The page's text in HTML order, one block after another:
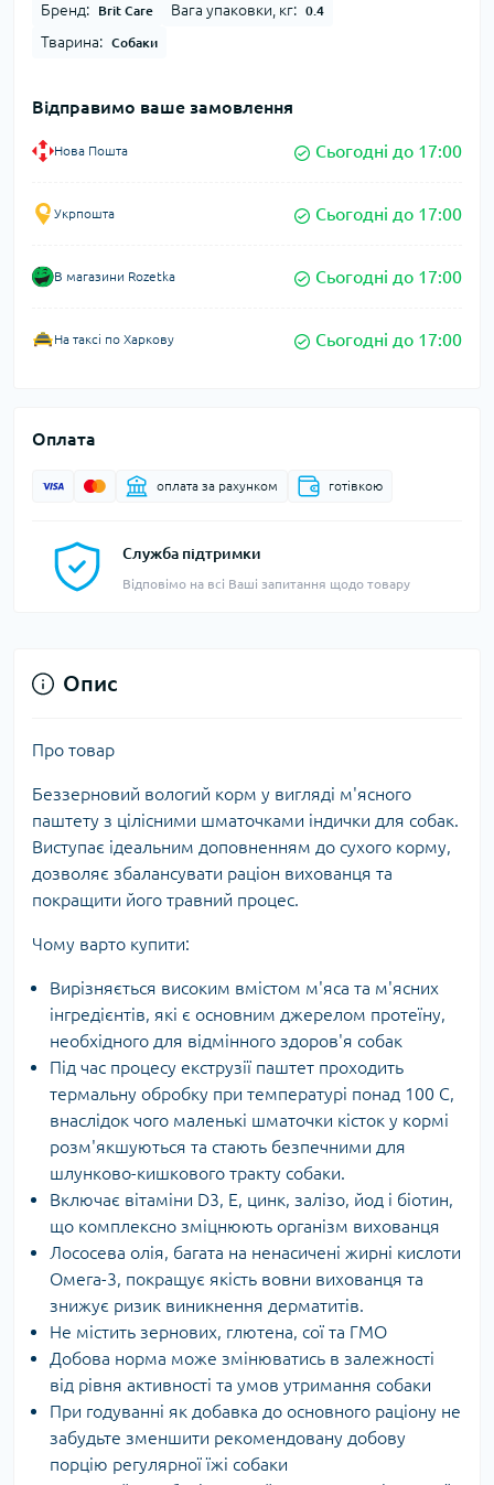
Бренд: Brit Care Вага упаковки, кг: 0.4
Тварина: Собаки
Відправимо ваше замовлення
Нова Пошта Сьогодні до 17:00
Укрпошта Сьогодні до 17:00
В магазини Rozetka Сьогодні до 17:00
На таксі по Харкову Сьогодні до 17:00
Оплата
оплата за рахунком готівкою
Служба підтримки
Відповімо на всі Ваші запитання щодо товару
Опис
Про товар
Беззерновий вологий корм у вигляді м'ясного
паштету з цілісними шматочками індички для собак.
Виступає ідеальним доповненням до сухого корму,
дозволяє збалансувати раціон вихованця та
покращити його травний процес.
Чому варто купити:
Вирізняється високим вмістом м'яса та м'ясних
інгредієнтів, які є основним джерелом протеїну,
необхідного для відмінного здоров'я собак
Під час процесу екструзії паштет проходить
термальну обробку при температурі понад 100 С,
внаслідок чого маленькі шматочки кісток у кормі
розм'якшуються та стають безпечними для
шлунково-кишкового тракту собаки.
Включає вітаміни D3, Е, цинк, залізо, йод і біотин,
що комплексно зміцнюють організм вихованця
Лососева олія, багата на ненасичені жирні кислоти
Омега-3, покращує якість вовни вихованця та
знижує ризик виникнення дерматитів.
Не містить зернових, глютена, сої та ГМО
Добова норма може змінюватись в залежності
від рівня активності та умов утримання собаки
При годуванні як добавка до основного раціону не
забудьте зменшити рекомендовану добову
порцію регулярної їжі собаки